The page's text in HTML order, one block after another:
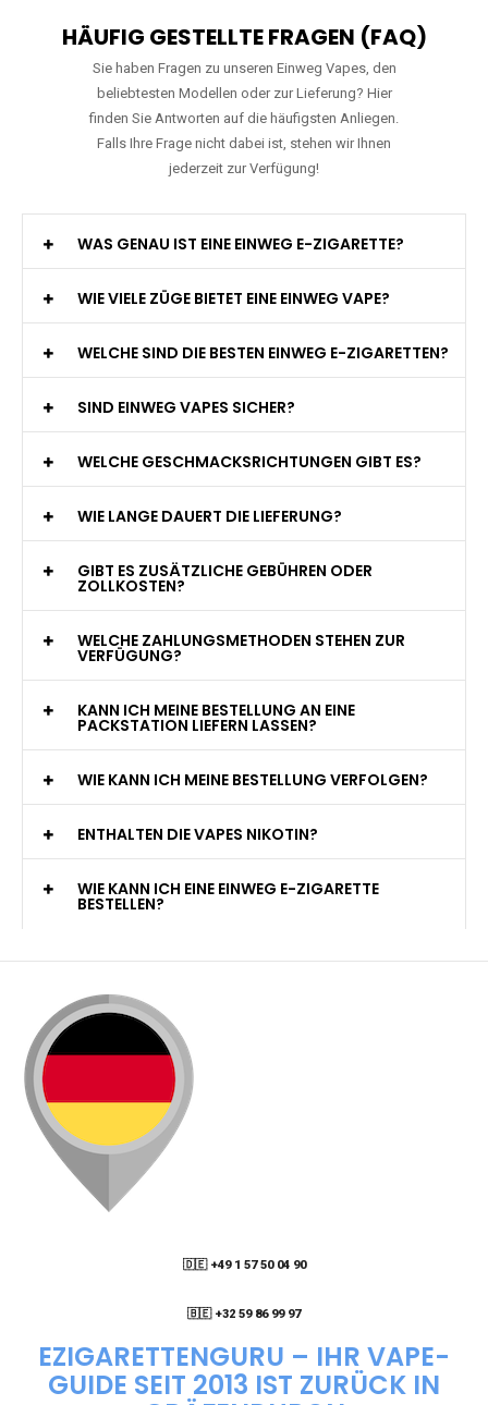
HÄUFIG GESTELLTE FRAGEN (FAQ)
Sie haben Fragen zu unseren Einweg Vapes, den
beliebtesten Modellen oder zur Lieferung? Hier
finden Sie Antworten auf die häufigsten Anliegen.
Falls Ihre Frage nicht dabei ist, stehen wir Ihnen
jederzeit zur Verfügung!
WAS GENAU IST EINE EINWEG E-ZIGARETTE?
WIE VIELE ZÜGE BIETET EINE EINWEG VAPE?
WELCHE SIND DIE BESTEN EINWEG E-ZIGARETTEN?
SIND EINWEG VAPES SICHER?
WELCHE GESCHMACKSRICHTUNGEN GIBT ES?
WIE LANGE DAUERT DIE LIEFERUNG?
GIBT ES ZUSÄTZLICHE GEBÜHREN ODER
ZOLLKOSTEN?
WELCHE ZAHLUNGSMETHODEN STEHEN ZUR
VERFÜGUNG?
KANN ICH MEINE BESTELLUNG AN EINE
PACKSTATION LIEFERN LASSEN?
WIE KANN ICH MEINE BESTELLUNG VERFOLGEN?
ENTHALTEN DIE VAPES NIKOTIN?
WIE KANN ICH EINE EINWEG E-ZIGARETTE
BESTELLEN?
🇩🇪 +49 1 57 50 04 90
05
🇧🇪 +32 59 86 99 97
EZIGARETTENGURU – IHR VAPE-
GUIDE SEIT 2013 IST ZURÜCK IN